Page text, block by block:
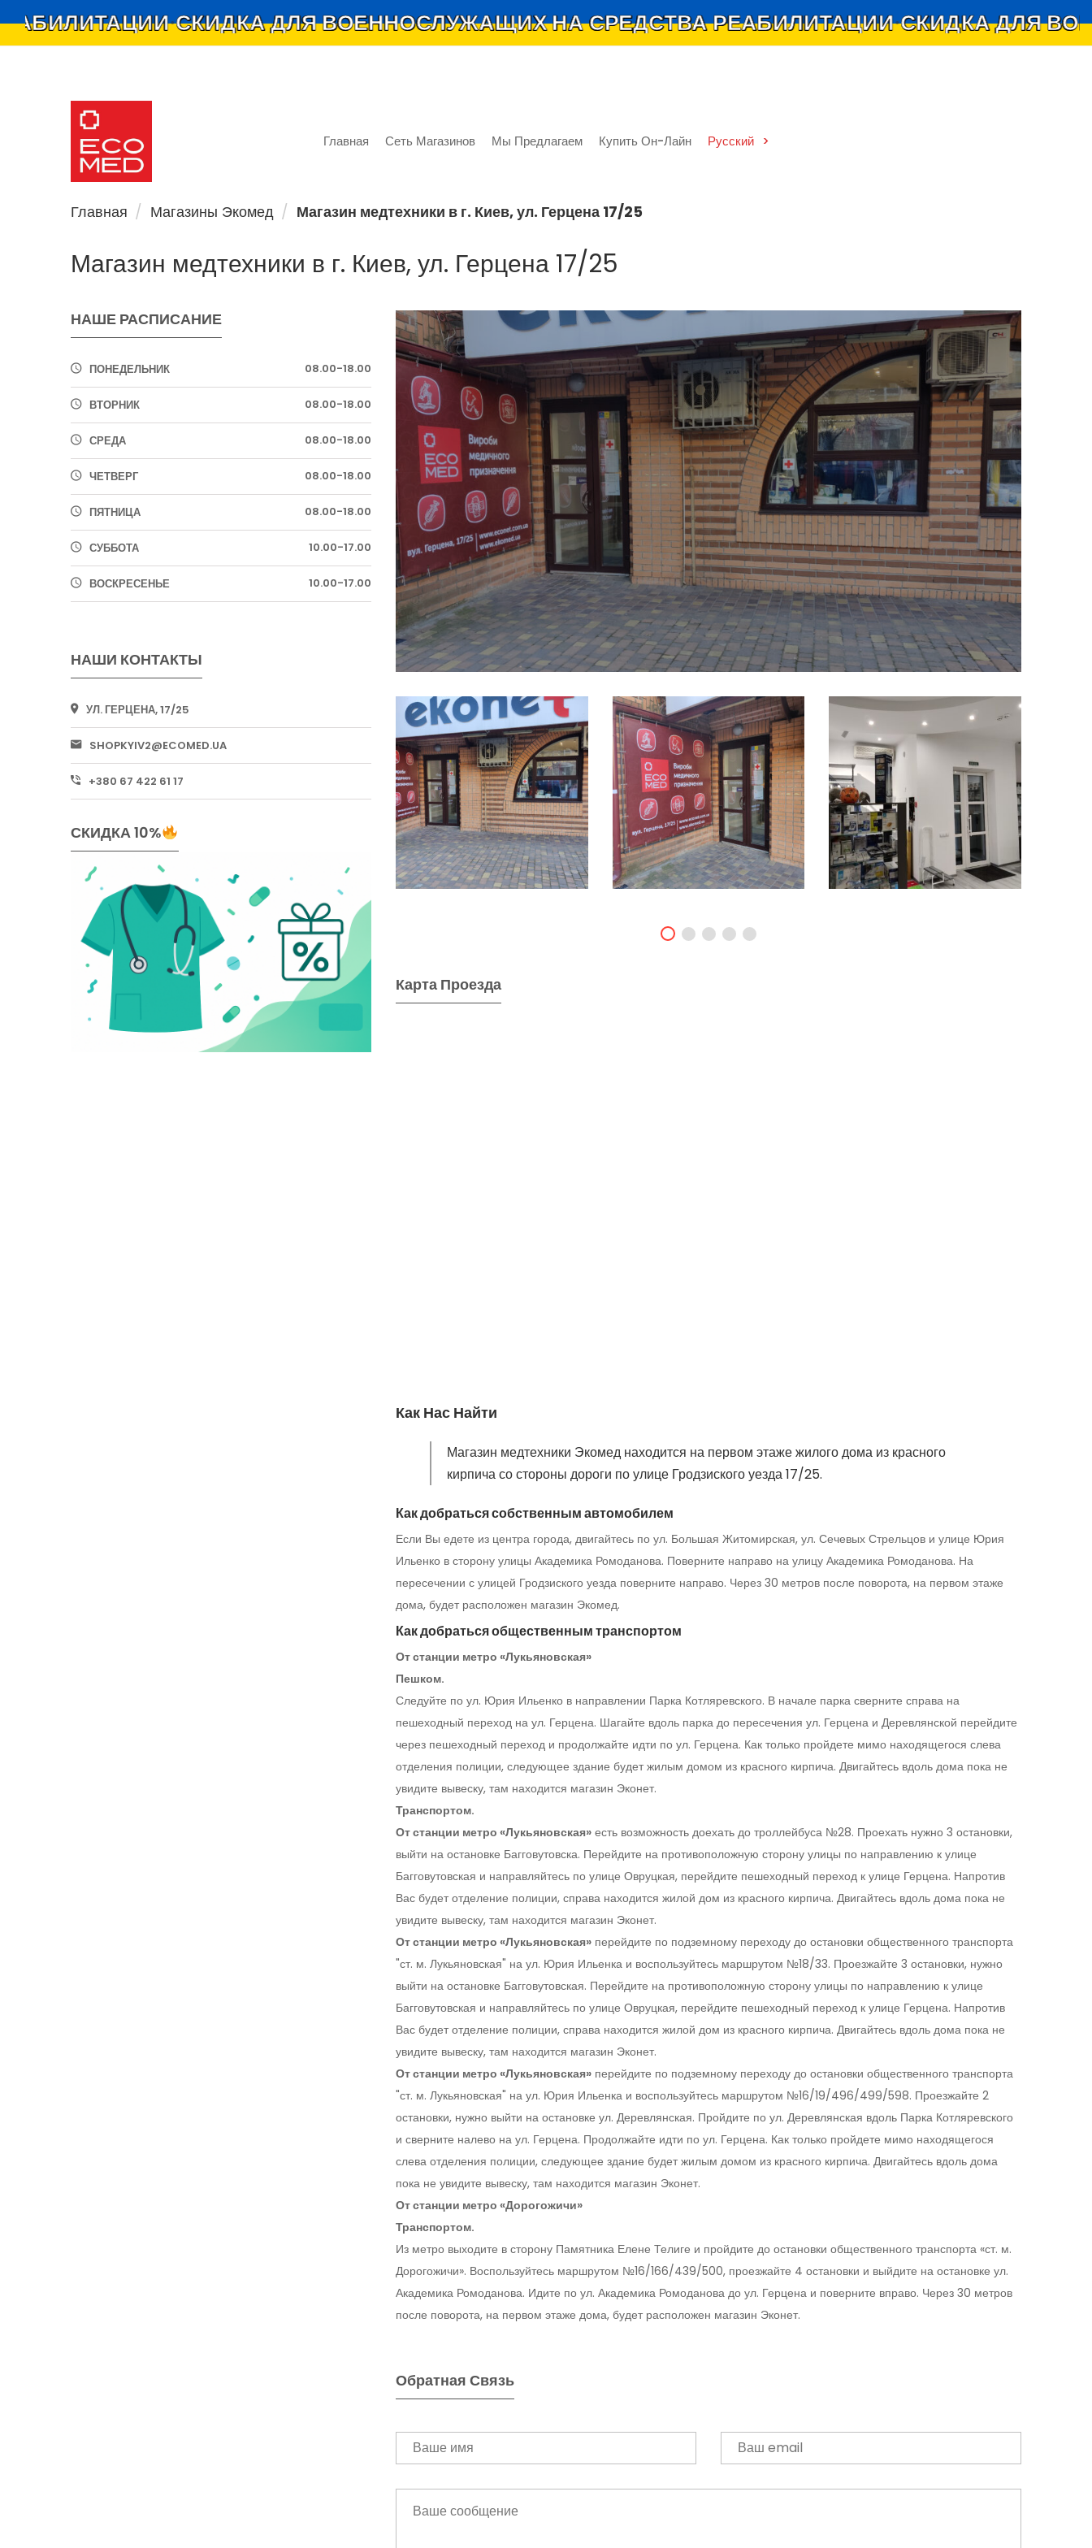
•СКИДКА ДЛЯ ВОЕННОСЛУЖАЩИХ НА СРЕДСТВА РЕАБИЛИТАЦИИ•СКИДКА ДЛЯ
Ecomed — мережа
магазинів
Главная Сеть Магазинов Мы Предлагаем Купить Он-Лайн Русский
Главная Магазины Экомед Магазин медтехники в г. Киев, ул. Герцена 17/25
Магазин медтехники в г. Киев, ул. Герцена 17/25
НАШЕ РАСПИСАНИЕ
ПОНЕДЕЛЬНИК 08.00-18.00
ВТОРНИК 08.00-18.00
СРЕДА 08.00-18.00
ЧЕТВЕРГ 08.00-18.00
ПЯТНИЦА 08.00-18.00
СУББОТА 10.00-17.00
ВОСКРЕСЕНЬЕ 10.00-17.00
НАШИ КОНТАКТЫ
УЛ. ГЕРЦЕНА, 17/25
SHOPKYIV2@ECOMED.UA
+380 67 422 61 17
СКИДКА 10%
Карта Проезда
Как Нас Найти
Магазин медтехники Экомед находится на первом этаже жилого дома из красного
кирпича со стороны дороги по улице Гродзиского уезда 17/25.
Как добраться собственным автомобилем
Если Вы едете из центра города, двигайтесь по ул. Большая Житомирская, ул. Сечевых Стрельцов и улице Юрия
Ильенко в сторону улицы Академика Ромоданова. Поверните направо на улицу Академика Ромоданова. На
пересечении с улицей Гродзиского уезда поверните направо. Через 30 метров после поворота, на первом этаже
дома, будет расположен магазин Экомед.
Как добраться общественным транспортом
От станции метро «Лукьяновская»
Пешком.
Следуйте по ул. Юрия Ильенко в направлении Парка Котляревского. В начале парка сверните справа на
пешеходный переход на ул. Герцена. Шагайте вдоль парка до пересечения ул. Герцена и Деревлянской перейдите
через пешеходный переход и продолжайте идти по ул. Герцена. Как только пройдете мимо находящегося слева
отделения полиции, следующее здание будет жилым домом из красного кирпича. Двигайтесь вдоль дома пока не
увидите вывеску, там находится магазин Эконет.
Транспортом.
От станции метро «Лукьяновская» есть возможность доехать до троллейбуса №28. Проехать нужно 3 остановки,
выйти на остановке Багговутовска. Перейдите на противоположную сторону улицы по направлению к улице
Багговутовская и направляйтесь по улице Овруцкая, перейдите пешеходный переход к улице Герцена. Напротив
Вас будет отделение полиции, справа находится жилой дом из красного кирпича. Двигайтесь вдоль дома пока не
увидите вывеску, там находится магазин Эконет.
От станции метро «Лукьяновская» перейдите по подземному переходу до остановки общественного транспорта
"ст. м. Лукьяновская" на ул. Юрия Ильенка и воспользуйтесь маршрутом №18/33. Проезжайте 3 остановки, нужно
выйти на остановке Багговутовская. Перейдите на противоположную сторону улицы по направлению к улице
Багговутовская и направляйтесь по улице Овруцкая, перейдите пешеходный переход к улице Герцена. Напротив
Вас будет отделение полиции, справа находится жилой дом из красного кирпича. Двигайтесь вдоль дома пока не
увидите вывеску, там находится магазин Эконет.
От станции метро «Лукьяновская» перейдите по подземному переходу до остановки общественного транспорта
"ст. м. Лукьяновская" на ул. Юрия Ильенка и воспользуйтесь маршрутом №16/19/496/499/598. Проезжайте 2
остановки, нужно выйти на остановке ул. Деревлянская. Пройдите по ул. Деревлянская вдоль Парка Котляревского
и сверните налево на ул. Герцена. Продолжайте идти по ул. Герцена. Как только пройдете мимо находящегося
слева отделения полиции, следующее здание будет жилым домом из красного кирпича. Двигайтесь вдоль дома
пока не увидите вывеску, там находится магазин Эконет.
От станции метро «Дорогожичи»
Транспортом.
Из метро выходите в сторону Памятника Елене Телиге и пройдите до остановки общественного транспорта «ст. м.
Дорогожичи». Воспользуйтесь маршрутом №16/166/439/500, проезжайте 4 остановки и выйдите на остановке ул.
Академика Ромоданова. Идите по ул. Академика Ромоданова до ул. Герцена и поверните вправо. Через 30 метров
после поворота, на первом этаже дома, будет расположен магазин Эконет.
Обратная Связь